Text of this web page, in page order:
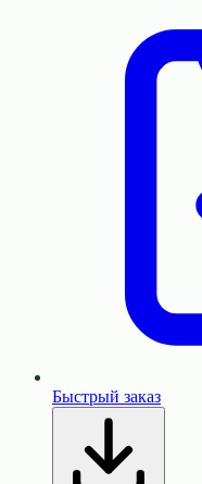
Быстрый заказ